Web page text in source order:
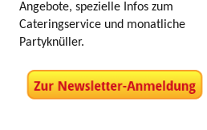
Angebote, spezielle Infos zum
Cateringservice und monatliche
Partyknüller.